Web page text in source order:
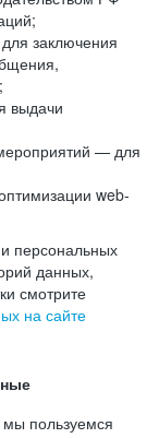
заключения
выдачи
— для
web-
персональных
данных,
смотрите
на сайте
пользуемся